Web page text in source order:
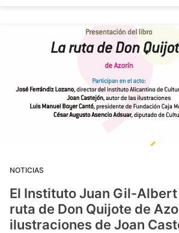
NOTICIAS
El Instituto Juan Gil-
ruta de Don Quijote de
ilustraciones de Joan